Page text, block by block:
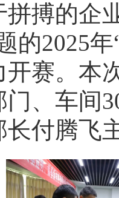
搏的企
的2025
赛。本
、车间
长付腾飞